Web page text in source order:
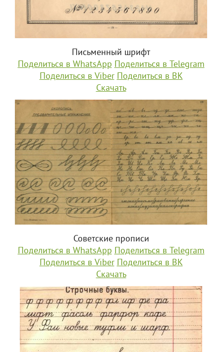
Письменный шрифт
Поделиться в WhatsApp Поделиться в Telegram
Поделиться в Viber Поделиться в ВК
Скачать
Советские прописи
Поделиться в WhatsApp Поделиться в Telegram
Поделиться в Viber Поделиться в ВК
Скачать